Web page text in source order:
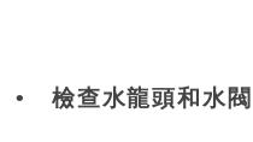
• 檢查水龍頭和水閥